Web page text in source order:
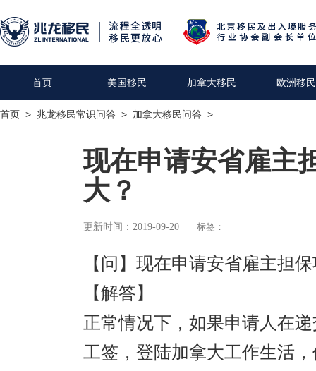
首页 美国移民 加拿大移民 欧洲移民
首页 > 兆龙移民常识问答 > 加拿大移民问答 >
现在申请安省雇主
大？
更新时间：2019-09-20 标签：
【问】现在申请安省雇主担
【解答】
正常情况下，如果申请人在
工签，登陆加拿大工作生活